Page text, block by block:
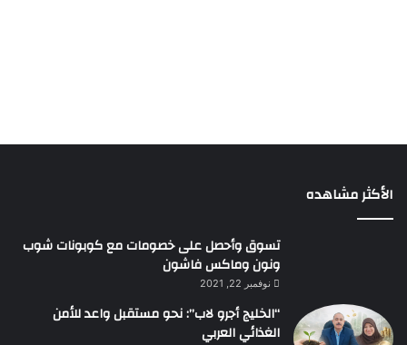
الأكثر مشاهده
تسوق وأحصل على خصومات مع كوبونات شوب
ونون وماكس فاشون
نوفمبر 22, 2021
“الخليج أجرو لاب”: نحو مستقبل واعد للأمن
الغذائي العربي